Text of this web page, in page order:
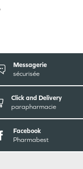
Messagerie
sécurisée
Click and Delivery
parapharmacie
Facebook
Pharmabest